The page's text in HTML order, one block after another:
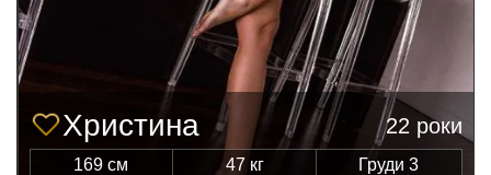
Христина 22 роки
169 см 47 кг Груди 3